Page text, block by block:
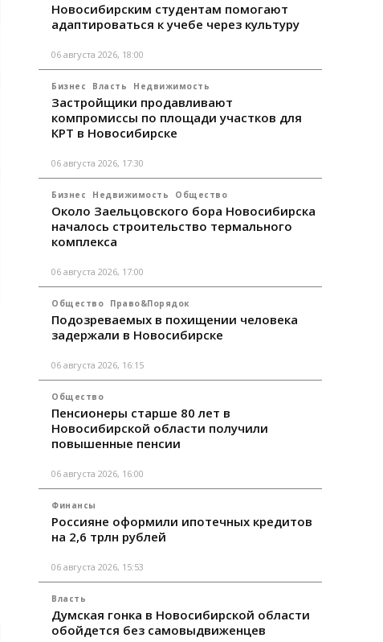
Новосибирским студентам помогают
адаптироваться к учебе через культуру
06 августа 2026, 18:00
Бизнес Власть Недвижимость
Застройщики продавливают
компромиссы по площади участков для
КРТ в Новосибирске
06 августа 2026, 17:30
Бизнес Недвижимость Общество
Около Заельцовского бора Новосибирска
началось строительство термального
комплекса
06 августа 2026, 17:00
Общество Право&Порядок
Подозреваемых в похищении человека
задержали в Новосибирске
06 августа 2026, 16:15
Общество
Пенсионеры старше 80 лет в
Новосибирской области получили
повышенные пенсии
06 августа 2026, 16:00
Финансы
Россияне оформили ипотечных кредитов
на 2,6 трлн рублей
06 августа 2026, 15:53
Власть
Думская гонка в Новосибирской области
обойдется без самовыдвиженцев